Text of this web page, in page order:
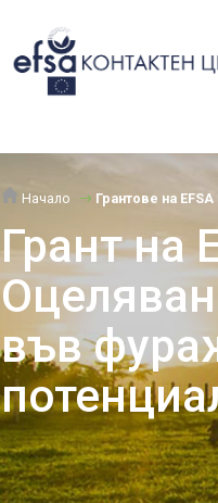
Начало Грантове на EFSA
Грант на
във